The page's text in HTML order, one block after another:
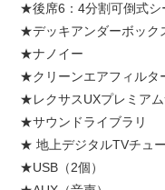
★後席6：4分割可倒式シ
★デッキアンダーボック
★ナノイー
★クリーンエアフィルタ
★レクサスUXプレミア
★サウンドライブラリ
★ 地上デジタルTVチュ
★USB（2個）